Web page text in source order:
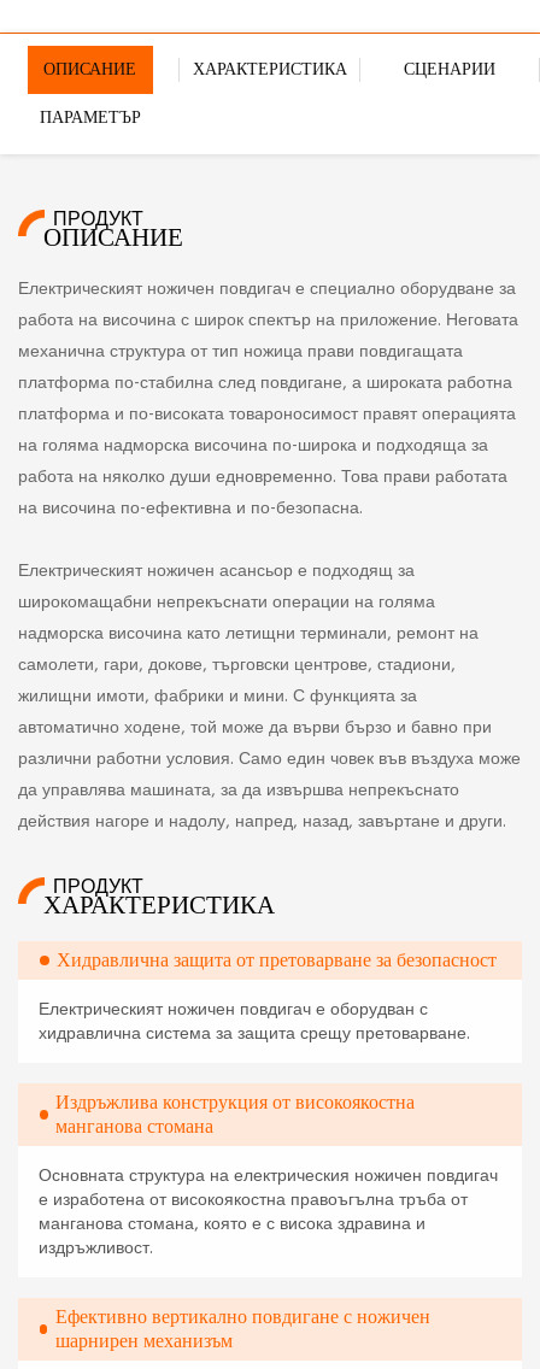
ОПИСАНИЕ ХАРАКТЕРИСТИКА СЦЕНАРИИ
ПАРАМЕТЪР
ПРОДУКТ
ОПИСАНИЕ
Електрическият ножичен повдигач е специално оборудване за
работа на височина с широк спектър на приложение. Неговата
механична структура от тип ножица прави повдигащата
платформа по-стабилна след повдигане, а широката работна
платформа и по-високата товароносимост правят операцията
на голяма надморска височина по-широка и подходяща за
работа на няколко души едновременно. Това прави работата
на височина по-ефективна и по-безопасна.
Електрическият ножичен асансьор е подходящ за
широкомащабни непрекъснати операции на голяма
надморска височина като летищни терминали, ремонт на
самолети, гари, докове, търговски центрове, стадиони,
жилищни имоти, фабрики и мини. С функцията за
автоматично ходене, той може да върви бързо и бавно при
различни работни условия. Само един човек във въздуха може
да управлява машината, за да извършва непрекъснато
действия нагоре и надолу, напред, назад, завъртане и други.
ПРОДУКТ
ХАРАКТЕРИСТИКА
Хидравлична защита от претоварване за безопасност
Електрическият ножичен повдигач е оборудван с
хидравлична система за защита срещу претоварване.
Издръжлива конструкция от високоякостна
манганова стомана
Основната структура на електрическия ножичен повдигач
е изработена от високоякостна правоъгълна тръба от
манганова стомана, която е с висока здравина и
издръжливост.
Ефективно вертикално повдигане с ножичен
шарнирен механизъм